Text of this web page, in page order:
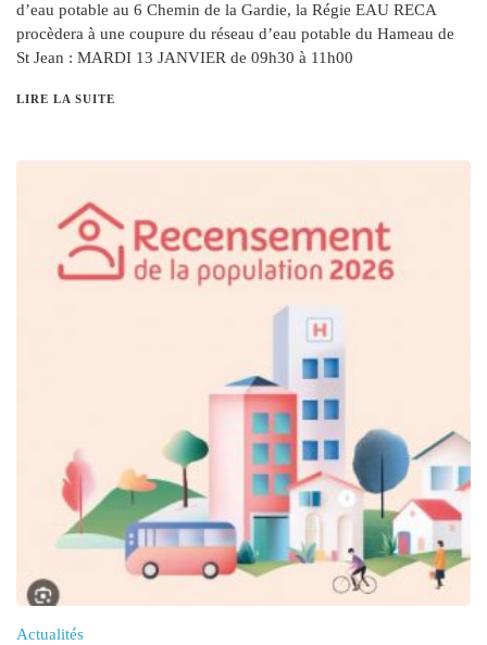
d’eau potable au 6 Chemin de la Gardie, la Régie EAU RECA
procèdera à une coupure du réseau d’eau potable du Hameau de
St Jean : MARDI 13 JANVIER de 09h30 à 11h00
LIRE LA SUITE
Actualités